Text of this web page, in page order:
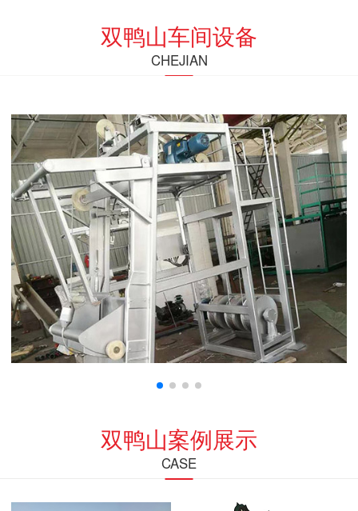
双鸭山车间设备
CHEJIAN
双鸭山案例展示
CASE